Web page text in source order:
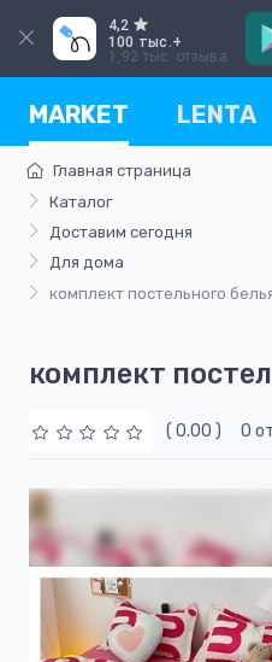
4,2
100 тыс.+
1,92 тыс. отзыва
MARKET LENTA
Главная страница
Каталог
Доставим сегодня
Для дома
комплект постельного
комплект
( 0.00 ) 0